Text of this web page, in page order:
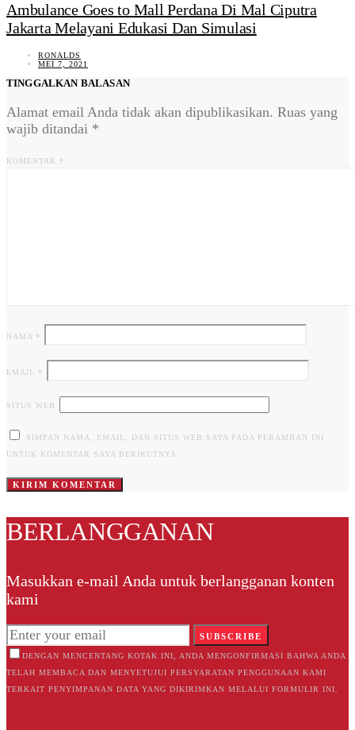
Ambulance Goes to Mall Perdana Di Mal Ciputra
Jakarta Melayani Edukasi Dan Simulasi
RONALDS
MEI 7, 2021
TINGGALKAN BALASAN
Alamat email Anda tidak akan dipublikasikan. Ruas yang
wajib ditandai *
KOMENTAR *
NAMA *
EMAIL *
SITUS WEB
SIMPAN NAMA, EMAIL, DAN SITUS WEB SAYA PADA PERAMBAN INI
UNTUK KOMENTAR SAYA BERIKUTNYA.
BERLANGGANAN
Masukkan e-mail Anda untuk berlangganan konten
kami
SUBSCRIBE
DENGAN MENCENTANG KOTAK INI, ANDA MENGONFIRMASI BAHWA ANDA
TELAH MEMBACA DAN MENYETUJUI PERSYARATAN PENGGUNAAN KAMI
TERKAIT PENYIMPANAN DATA YANG DIKIRIMKAN MELALUI FORMULIR INI.